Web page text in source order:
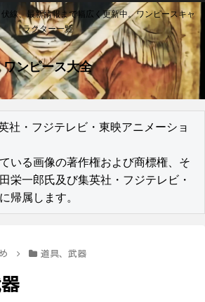
線、最新情報まで幅広く更新中。ワンピースキャ
ラクター一覧
ワンピース大全
社・フジテレビ・東映アニメーショ
いる画像の著作権および商標権、そ
栄一郎氏及び集英社・フジテレビ・
帰属します。
道具、武器